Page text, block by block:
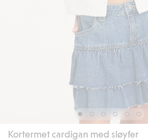
Kortermet cardigan med sløyfer